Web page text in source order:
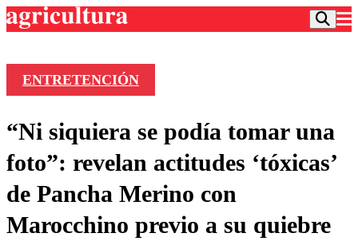
Frecuencias
Agricultura TV
Deportes
Colo Colo
Motor
Entretención
Noticias
Vida Social
ENTRETENCIÓN
“Ni siquiera se podía tomar una
foto”: revelan actitudes ‘tóxicas’
de Pancha Merino con
Marocchino previo a su quiebre